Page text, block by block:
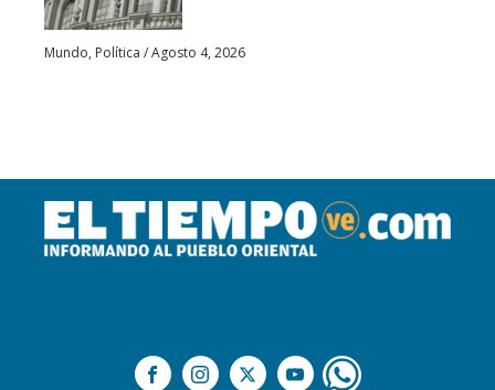
Mundo, Política /Agosto 4, 2026